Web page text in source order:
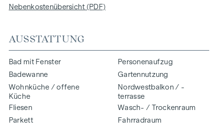
Nebenkostenübersicht (PDF)
AUSSTATTUNG
Bad mit Fenster
Badewanne
Wohnküche / offene
Küche
Fliesen
Parkett
Personenaufzug
Gartennutzung
Nordwestbalkon / -
terrasse
Wasch- / Trockenraum
Fahrradraum